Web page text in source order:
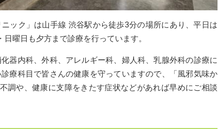
ニック」は山手線 渋谷駅から徒歩3分の場所にあり、平日は
曜日も夕方まで診療を行っています。
器内科、外科、アレルギー科、婦人科、乳腺外科の診療に
療科目で皆さんの健康を守っていますので、「風邪気味か
調や、健康に支障をきたす症状などがあれば早めにご相談